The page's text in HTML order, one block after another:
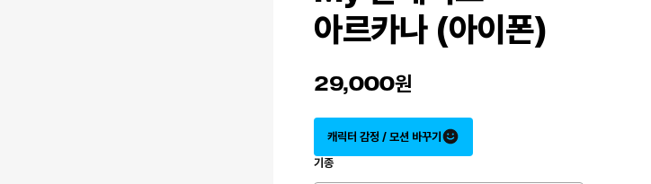
아르카나 (아이폰)
29,000
캐릭터 감정 / 모션 바꾸기
기종